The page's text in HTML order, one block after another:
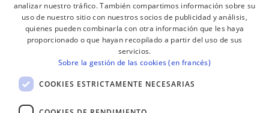
¡RECIBE NUESTROS BOLETINES!
Suscribirse
BASQUE
FRENCH
analizar nuestro tráfico. También compartimos información sobre su
uso de nuestro sitio con nuestros socios de publicidad y análisis,
quienes pueden combinarla con otra información que les haya
proporcionado o que hayan recopilado a partir del uso de sus
servicios.
Sobre la gestión de las cookies (en francés)
COOKIES ESTRICTAMENTE NECESARIAS